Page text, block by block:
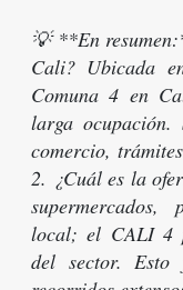
💡 **En
Cali? Ubicada
Comuna 4 en
larga
comercio,
2. ¿Cuál es la
local; el CALI 4
del sector.